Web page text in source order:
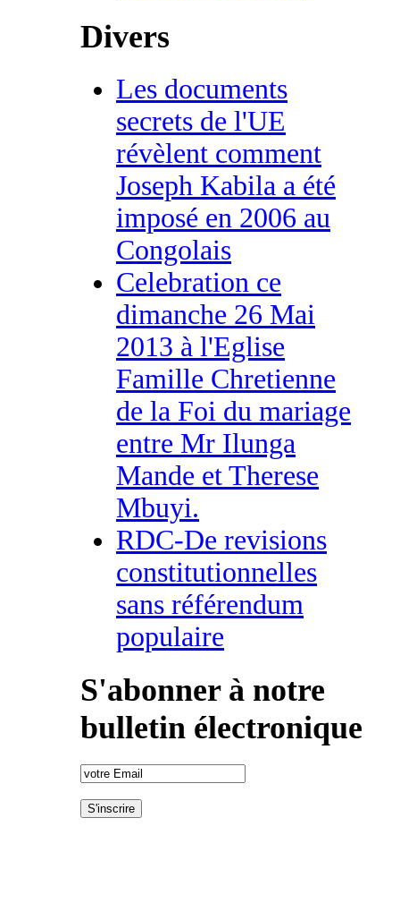
Divers
Les documents
secrets de l'UE
révèlent comment
Joseph Kabila a été
imposé en 2006 au
Congolais
Celebration ce
dimanche 26 Mai
2013 à l'Eglise
Famille Chretienne
de la Foi du mariage
entre Mr Ilunga
Mande et Therese
Mbuyi.
RDC-De revisions
constitutionnelles
sans référendum
populaire
S'abonner à notre
bulletin électronique